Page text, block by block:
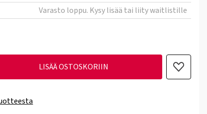
Varasto loppu. Kysy lisää tai liity waitlistille
LISÄÄ OSTOSKORIIN